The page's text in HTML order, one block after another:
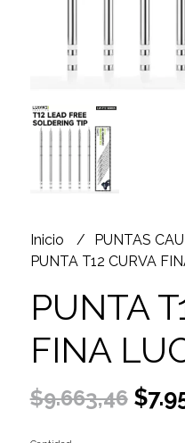
Inicio
PUNTAS
PUNTA T12 CURVA
PUNTA
FINA
$9.663,46